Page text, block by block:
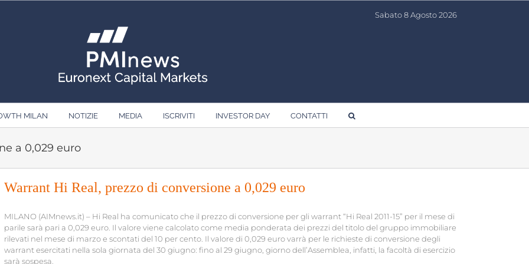
Sabato 8 Agosto 2026
MILAN NOTIZIE MEDIA ISCRIVITI INVESTOR DAY CONTATTI
a 0,029 euro
Warrant Hi Real, prezzo di conversione a 0,029 euro
MILANO (AIMnews.it) – Hi Real ha comunicato che il prezzo di conversione per gli warrant “Hi Real 2011-15” per il mese di
parile sarà pari a 0,029 euro. Il valore viene calcolato come media ponderata dei prezzi del titolo del gruppo immobiliare
rilevati nel mese di marzo e scontati del 10 per cento. Il valore di 0,029 euro varrà per le richieste di conversione degli
warrant esercitati nella sola giornata del 30 giugno: fino al 29 giugno, giorno dell’Assemblea, infatti, la facoltà di esercizio
sarà sospesa.